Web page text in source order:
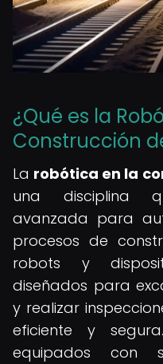
¿Qué es la
Construcción
La robótica en la
una disciplina
avanzada para
procesos de
robots y
diseñados para
y realizar
eficiente y
equipados con